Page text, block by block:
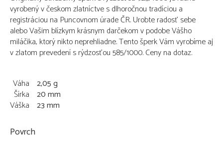
vyrobený v českom zlatníctve s dlhoročnou tradíciou a
registráciou na Puncovnom úrade ČR. Urobte radosť sebe
alebo Vašim blízkym krásnym darčekom v podobe Vášho
miláčika, ktorý nikto neprehliadne. Tento šperk Vám vyrobíme aj
v zlatom prevedení s rýdzosťou 585/1000. Ceny na dotaz.
Váha 2,05 g
Šírka 20 mm
Váška 23 mm
Povrch